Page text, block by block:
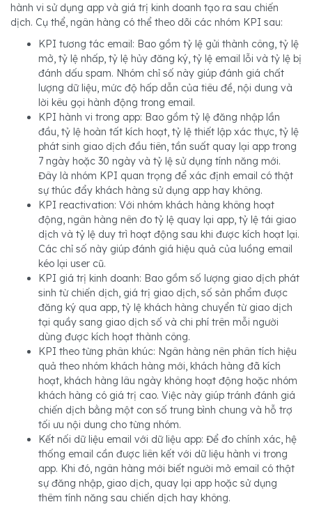
hành vi sử dụng app và giá trị kinh doanh tạo ra sau chiến
dịch. Cụ thể, ngân hàng có thể theo dõi các nhóm KPI sau:
KPI tương tác email: Bao gồm tỷ lệ gửi thành công, tỷ lệ
mở, tỷ lệ nhấp, tỷ lệ hủy đăng ký, tỷ lệ email lỗi và tỷ lệ bị
đánh dấu spam. Nhóm chỉ số này giúp đánh giá chất
lượng dữ liệu, mức độ hấp dẫn của tiêu đề, nội dung và
lời kêu gọi hành động trong email.
KPI hành vi trong app: Bao gồm tỷ lệ đăng nhập lần
đầu, tỷ lệ hoàn tất kích hoạt, tỷ lệ thiết lập xác thực, tỷ lệ
phát sinh giao dịch đầu tiên, tần suất quay lại app trong
7 ngày hoặc 30 ngày và tỷ lệ sử dụng tính năng mới.
Đây là nhóm KPI quan trọng để xác định email có thật
sự thúc đẩy khách hàng sử dụng app hay không.
KPI reactivation: Với nhóm khách hàng không hoạt
động, ngân hàng nên đo tỷ lệ quay lại app, tỷ lệ tái giao
dịch và tỷ lệ duy trì hoạt động sau khi được kích hoạt lại.
Các chỉ số này giúp đánh giá hiệu quả của luồng email
kéo lại user cũ.
KPI giá trị kinh doanh: Bao gồm số lượng giao dịch phát
sinh từ chiến dịch, giá trị giao dịch, số sản phẩm được
đăng ký qua app, tỷ lệ khách hàng chuyển từ giao dịch
tại quầy sang giao dịch số và chi phí trên mỗi người
dùng được kích hoạt thành công.
KPI theo từng phân khúc: Ngân hàng nên phân tích hiệu
quả theo nhóm khách hàng mới, khách hàng đã kích
hoạt, khách hàng lâu ngày không hoạt động hoặc nhóm
khách hàng có giá trị cao. Việc này giúp tránh đánh giá
chiến dịch bằng một con số trung bình chung và hỗ trợ
tối ưu nội dung cho từng nhóm.
Kết nối dữ liệu email với dữ liệu app: Để đo chính xác, hệ
thống email cần được liên kết với dữ liệu hành vi trong
app. Khi đó, ngân hàng mới biết người mở email có thật
sự đăng nhập, giao dịch, quay lại app hoặc sử dụng
thêm tính năng sau chiến dịch hay không.